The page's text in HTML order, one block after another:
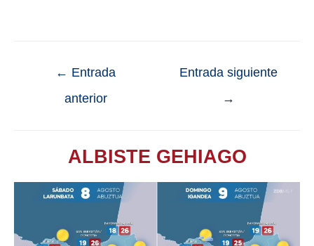
← Entrada
anterior
Entrada siguiente
→
ALBISTE GEHIAGO